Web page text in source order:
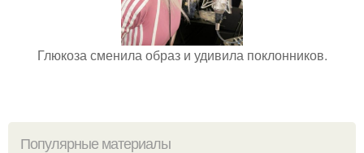
Глюкоза сменила образ и удивила поклонников.
Популярные материалы